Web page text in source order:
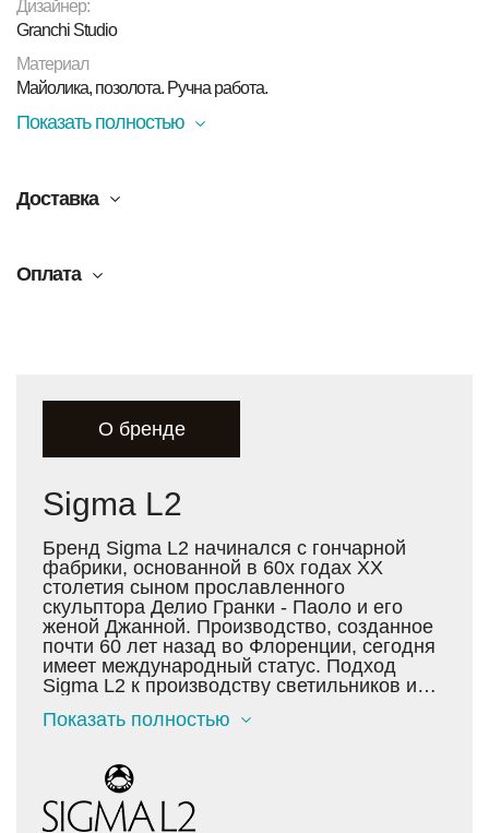
Дизайнер:
Granchi Studio
Материал
Майолика, позолота. Ручна работа.
Показать полностью
Доставка
Оплата
О бренде
Sigma L2
Бренд Sigma L2 начинался с гончарной
фабрики, основанной в 60х годах XX
столетия сыном прославленного
скульптора Делио Гранки - Паоло и его
женой Джанной. Производство, созданное
почти 60 лет назад во Флоренции, сегодня
имеет международный статус. Подход
Sigma L2 к производству светильников и
неизменном следовании культуре и
исследованиям всегда приводит мастеров
фабрики к новым, интересным открытиям.
Сегодня они используют множество самых
разнородных материалов: хрусталь,
Показать полностью